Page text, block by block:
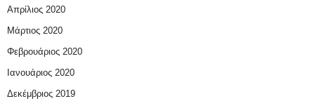
Απρίλιος 2020
Μάρτιος 2020
Φεβρουάριος 2020
Ιανουάριος 2020
Δεκέμβριος 2019